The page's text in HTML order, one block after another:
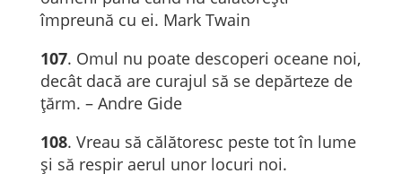
împreună cu ei. Mark Twain
107. Omul nu poate descoperi oceane noi,
decât dacă are curajul să se depărteze de
țărm. – Andre Gide
108. Vreau să călătoresc peste tot în lume
și să respir aerul unor locuri noi.